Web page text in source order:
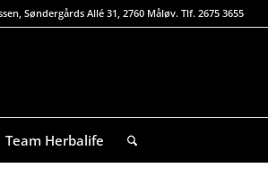
Søndergårds Allé 31, 2760 Måløv. Tlf. 2675 3655
Team Herbalife